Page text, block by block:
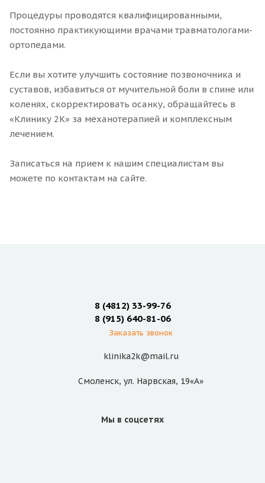
Процедуры проводятся квалифицированными,
постоянно практикующими врачами травматологами-
ортопедами.
Если вы хотите улучшить состояние позвоночника и
суставов, избавиться от мучительной боли в спине или
коленях, скорректировать осанку, обращайтесь в
«Клинику 2К» за механотерапией и комплексным
лечением.
Записаться на прием к нашим специалистам вы
можете по контактам на сайте.
8 (4812) 33-99-76
8 (915) 640-81-06
Заказать звонок
klinika2k@mail.ru
Смоленск, ул. Нарвская, 19«А»
Мы в соцсетях